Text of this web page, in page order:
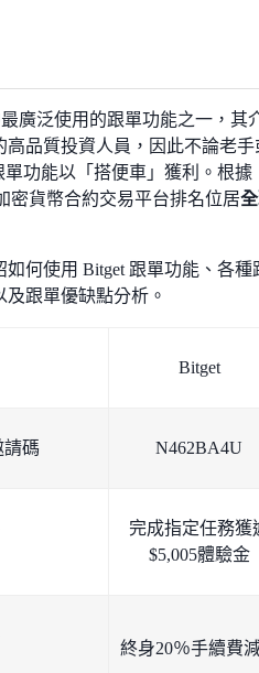
廣泛使用的跟單功能之一，其
品質投資人員，因此不論老手
功能以「搭便車」獲利。根據
密貨幣合約交易平台排名位居
何使用 Bitget 跟單功能、各種
跟單優缺點分析。
Bitget
請碼 N462BA4U
完成指定任務獲
$5,005體驗金
終身20％手續費